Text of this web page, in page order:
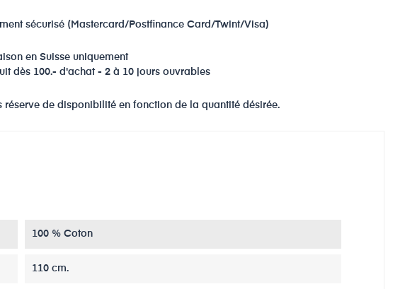
sécurisé (Mastercard/Postfinance Card/Twint/Visa)
en Suisse uniquement
dès 100.- d'achat - 2 à 10 jours ouvrables
réserve de disponibilité en fonction de la quantité désirée.
100 % Coton
110 cm.